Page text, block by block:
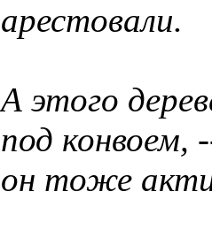
арестовали.
А этого
под конвоем,
он тоже